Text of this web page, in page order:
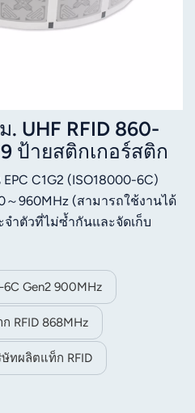
UHF RFID 860-
ป้ายสติกเกอร์สติก
C1G2 (ISO18000-6C)
960MHz (สามารถใช้งานได้
ำตัวที่ไม่ซ้ำกันและจัดเก็บ
การจัดการโลจิสติกส์ การ
Gen2 900MHz
RFID 868MHz
ทผลิตแท็ก RFID